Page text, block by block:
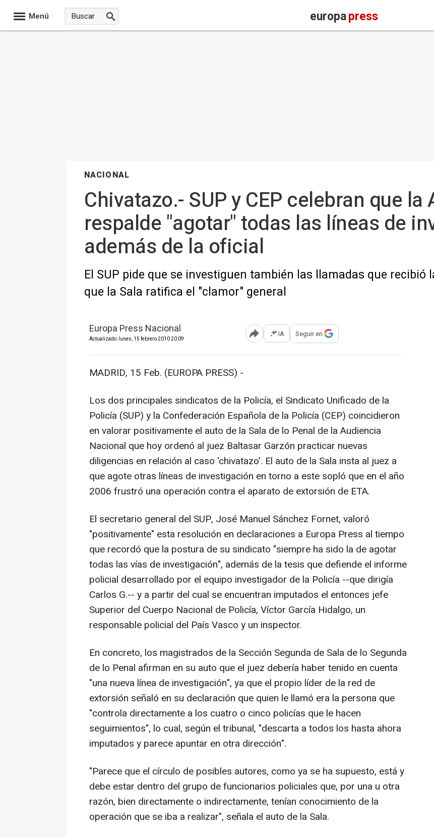
Menú europapress
NACIONAL
Chivatazo.- SUP y CEP celebran que la
respalde "agotar" todas las líneas de
además de la oficial
El SUP pide que se investiguen también las llamadas que recibió
que la Sala ratifica el "clamor" general
Europa Press Nacional
Actualizado: lunes, 15 febrero 2010 20:09 Abrir opciones para compartir
IA Seguir en
MADRID, 15 Feb. (EUROPA PRESS) -
Los dos principales sindicatos de la Policía, el Sindicato Unificado de la
Policía (SUP) y la Confederación Española de la Policía (CEP) coincidieron
en valorar positivamente el auto de la Sala de lo Penal de la Audiencia
Nacional que hoy ordenó al juez Baltasar Garzón practicar nuevas
diligencias en relación al caso 'chivatazo'. El auto de la Sala insta al juez a
que agote otras líneas de investigación en torno a este sopló que en el año
2006 frustró una operación contra el aparato de extorsión de ETA.
El secretario general del SUP, José Manuel Sánchez Fornet, valoró
"positivamente" esta resolución en declaraciones a Europa Press al tiempo
que recordó que la postura de su sindicato "siempre ha sido la de agotar
todas las vías de investigación", además de la tesis que defiende el informe
policial desarrollado por el equipo investigador de la Policía --que dirigía
Carlos G.-- y a partir del cual se encuentran imputados el entonces jefe
Superior del Cuerpo Nacional de Policía, Víctor García Hidalgo, un
responsable policial del País Vasco y un inspector.
En concreto, los magistrados de la Sección Segunda de Sala de lo Segunda
de lo Penal afirman en su auto que el juez debería haber tenido en cuenta
"una nueva línea de investigación", ya que el propio líder de la red de
extorsión señaló en su declaración que quien le llamó era la persona que
"controla directamente a los cuatro o cinco policías que le hacen
seguimientos", lo cual, según el tribunal, "descarta a todos los hasta ahora
imputados y parece apuntar en otra dirección".
"Parece que el círculo de posibles autores, como ya se ha supuesto, está y
debe estar dentro del grupo de funcionarios policiales que, por una u otra
razón, bien directamente o indirectamente, tenían conocimiento de la
operación que se iba a realizar", señala el auto de la Sala.